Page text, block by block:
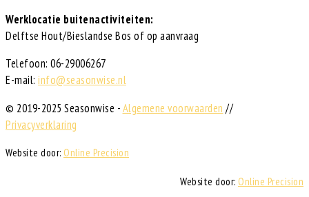
Werklocatie buitenactiviteiten:
Delftse Hout/Bieslandse Bos of op aanvraag
Telefoon: 06-29006267
E-mail: info@seasonwise.nl
© 2019-2025 Seasonwise -Algemene voorwaarden //
Privacyverklaring
Website door: Online Precision
Website door: Online Precision